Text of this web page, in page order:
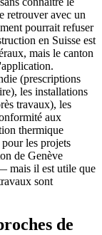
retrouver avec un
pourrait refuser
en Suisse est
mais le canton
(prescriptions
les installations
travaux), les
aux
thermique
les projets
de Genève
mais il est utile que
sont
de